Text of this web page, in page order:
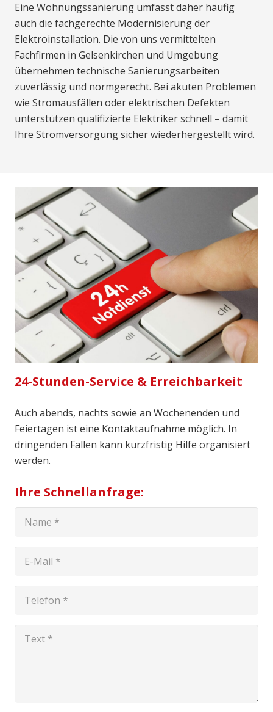
Eine Wohnungssanierung umfasst daher häufig
auch die fachgerechte Modernisierung der
Elektroinstallation. Die von uns vermittelten
Fachfirmen in Gelsenkirchen und Umgebung
übernehmen technische Sanierungsarbeiten
zuverlässig und normgerecht. Bei akuten Problemen
wie Stromausfällen oder elektrischen Defekten
unterstützen qualifizierte Elektriker schnell – damit
Ihre Stromversorgung sicher wiederhergestellt wird.
24-Stunden-Service & Erreichbarkeit
Auch abends, nachts sowie an Wochenenden und
Feiertagen ist eine Kontaktaufnahme möglich. In
dringenden Fällen kann kurzfristig Hilfe organisiert
werden.
Ihre Schnellanfrage: